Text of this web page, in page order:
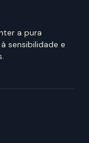
a pura
sensibilidade e